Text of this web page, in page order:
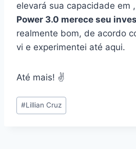
elevará sua capacidade em ,
Power 3.0 merece seu
realmente bom, de acordo
vi e experimentei até aqui.
Até mais! ✌️
Tags
do
#Lillian Cruz